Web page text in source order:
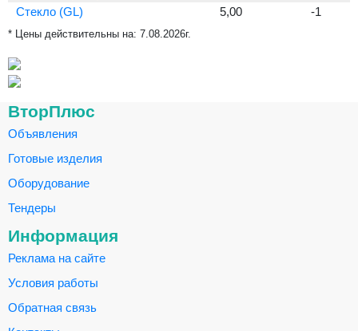
Стекло (GL)
5,00 -1
* Цены действительны на: 7.08.2026г.
ВторПлюс
Объявления
Готовые изделия
Оборудование
Тендеры
Информация
Реклама на сайте
Условия работы
Обратная связь